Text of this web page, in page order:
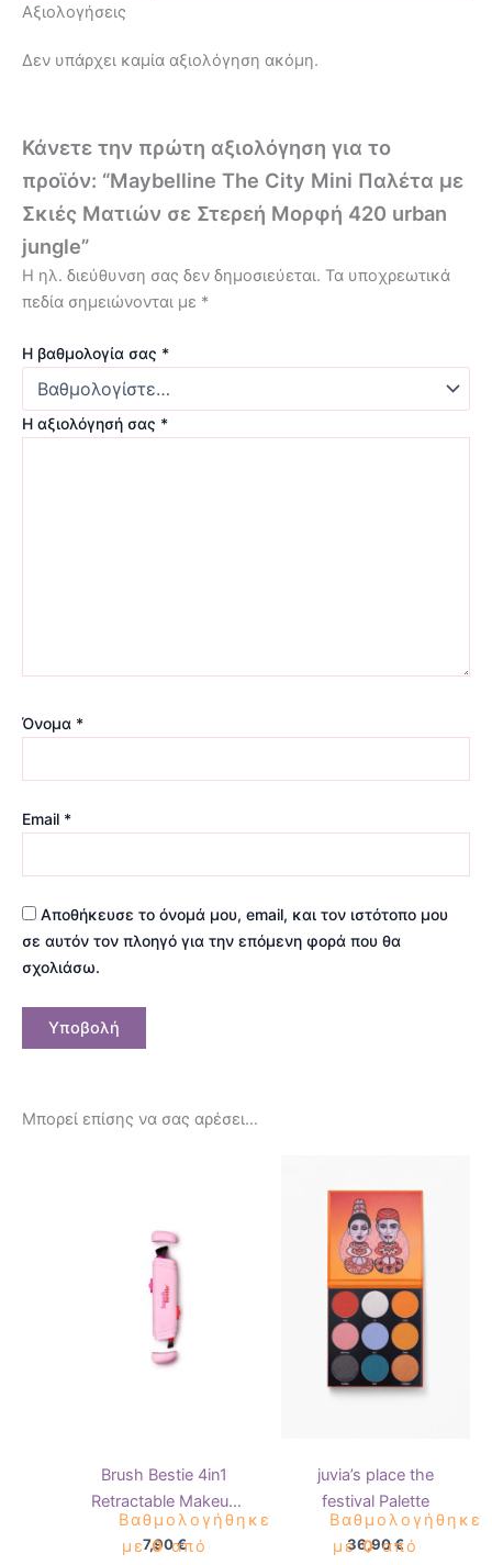
Αξιολογήσεις
Δεν υπάρχει καμία αξιολόγηση ακόμη.
Κάνετε την πρώτη αξιολόγηση για το
προϊόν: “Maybelline The City Mini Παλέτα με
Σκιές Ματιών σε Στερεή Μορφή 420 urban
jungle”
Η ηλ. διεύθυνση σας δεν δημοσιεύεται. Τα υποχρεωτικά
πεδία σημειώνονται με *
Η βαθμολογία σας *
Η αξιολόγησή σας *
Όνομα *
Email *
Αποθήκευσε το όνομά μου, email, και τον ιστότοπο μου
σε αυτόν τον πλοηγό για την επόμενη φορά που θα
σχολιάσω.
Μπορεί επίσης να σας αρέσει…
Brush Bestie 4in1
Retractable Makeup
brush
Βαθμολογήθηκε
με0από
7,90€
juvia’s place the
festival Palette
Βαθμολογήθηκε
με0από
36,90€